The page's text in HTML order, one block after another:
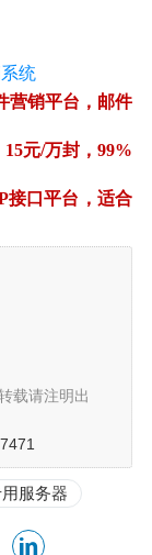
营销平台，邮件
元/万封，99%
接口平台，适合
载请注明出
服务器